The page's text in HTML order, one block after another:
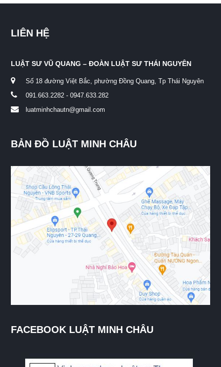
LIÊN HỆ
LUẬT SƯ VŨ QUANG – ĐOÀN LUẬT SƯ THÁI NGUYÊN
Số 18 đường Việt Bắc, phường Đồng Quang, Tp Thái Nguyên
091.663.2282 - 0947.633.282
luatminhchautn@gmail.com
BẢN ĐỒ LUẬT MINH CHÂU
FACEBOOK LUẬT MINH CHÂU